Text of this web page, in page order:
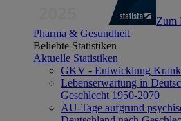
Zum
Pharma & Gesundheit
Beliebte Statistiken
Aktuelle Statistiken
GKV - Entwicklung
Lebenserwartung in
Geschlecht 1950-2070
AU-Tage aufgrund